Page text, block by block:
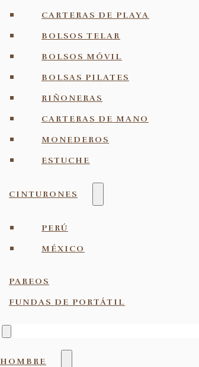
CARTERAS DE PLAYA
BOLSOS TELAR
BOLSOS MÓVIL
BOLSAS PILATES
RIÑONERAS
CARTERAS DE MANO
MONEDEROS
ESTUCHE
CINTURONES
PERÚ
MÉXICO
PAREOS
FUNDAS DE PORTÁTIL
HOMBRE